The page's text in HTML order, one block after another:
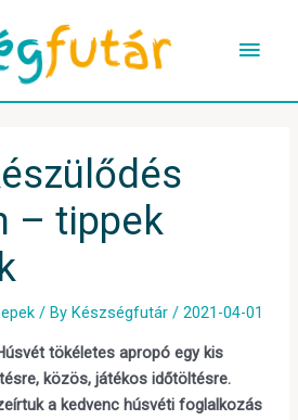
– tippek
/ ByKészségfutár/2021-04-01
tökéletes apropó egy kis
közös, játékos időtöltésre.
a kedvenc húsvéti foglalkozás